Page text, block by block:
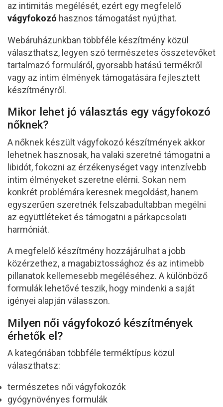
az intimitás megélését, ezért egy megfelelő
vágyfokozó hasznos támogatást nyújthat.
Webáruházunkban többféle készítmény közül
választhatsz, legyen szó természetes összetevőket
tartalmazó formuláról, gyorsabb hatású termékről
vagy az intim élmények támogatására fejlesztett
készítményről.
Mikor lehet jó választás egy vágyfokozó
nőknek?
A nőknek készült vágyfokozó készítmények akkor
lehetnek hasznosak, ha valaki szeretné támogatni a
libidót, fokozni az érzékenységet vagy intenzívebb
intim élményeket szeretne elérni. Sokan nem
konkrét problémára keresnek megoldást, hanem
egyszerűen szeretnék felszabadultabban megélni
az együttléteket és támogatni a párkapcsolati
harmóniát.
A megfelelő készítmény hozzájárulhat a jobb
közérzethez, a magabiztossághoz és az intimebb
pillanatok kellemesebb megéléséhez. A különböző
formulák lehetővé teszik, hogy mindenki a saját
igényei alapján válasszon.
Milyen női vágyfokozó készítmények
érhetők el?
A kategóriában többféle terméktípus közül
választhatsz:
természetes női vágyfokozók
gyógynövényes formulák